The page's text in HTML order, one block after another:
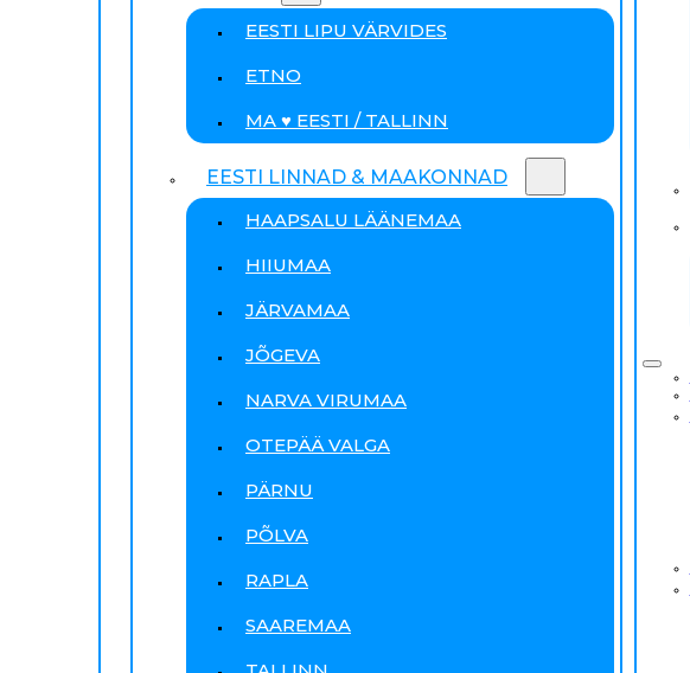
EESTI LIPU VÄRVIDES
ETNO
MA ♥ EESTI / TALLINN
EESTI LINNAD & MAAKONNAD
HAAPSALU LÄÄNEMAA
HIIUMAA
JÄRVAMAA
JÕGEVA
NARVA VIRUMAA
OTEPÄÄ VALGA
PÄRNU
PÕLVA
RAPLA
SAAREMAA